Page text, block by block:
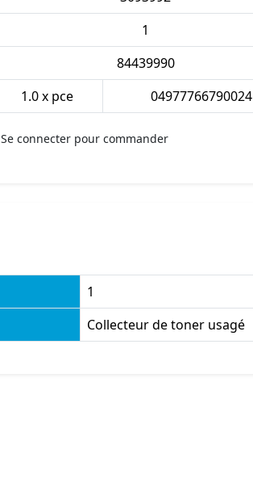
1
84439990
1.0 x pce 04977766790024
Se connecter pour commander
1
Collecteur de toner usagé